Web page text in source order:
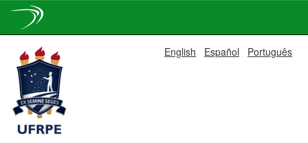
navigation
English Español Português